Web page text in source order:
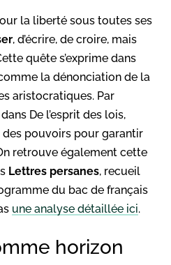
la liberté sous toutes ses
, d’écrire, de croire, mais
quête s’exprime dans
la dénonciation de la
aristocratiques. Par
dans De l’esprit des lois,
pouvoirs pour garantir
retrouve également cette
Lettres persanes, recueil
du bac de français
une analyse détaillée ici.
horizon